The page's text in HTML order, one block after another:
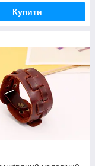
Купити